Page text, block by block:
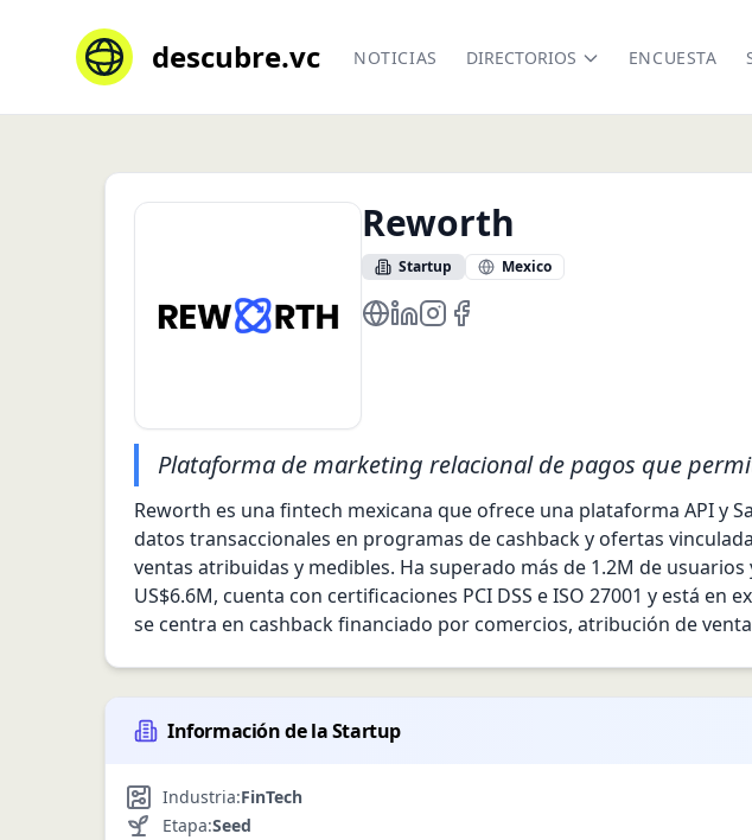
descubre.vc NOTICIAS DIRECTORIOS ENCUESTA
Reworth
Startup Mexico
https://www.reworth.co/
https://mx.linkedin.com/company/
https://www.instagram.com/
https://www.facebook.com/
Plataforma de marketing relacional de pagos que
Reworth es una fintech mexicana que ofrece una plataforma API y
datos transaccionales en programas de cashback y ofertas
ventas atribuidas y medibles. Ha superado más de 1.2M de
US$6.6M, cuenta con certificaciones PCI DSS e ISO 27001 y está
se centra en cashback financiado por comercios, atribución de
Información de la Startup
Industria:FinTech
Etapa:Seed